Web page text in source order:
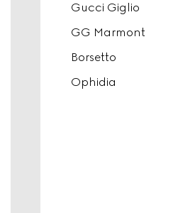
Gucci Giglio
GG Marmont
Borsetto
Ophidia